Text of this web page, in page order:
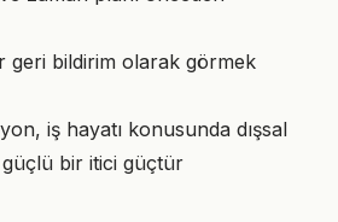
geri bildirim olarak görmek
iş hayatı konusunda dışsal
güçlü bir itici güçtür